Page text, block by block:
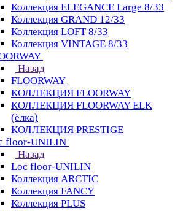
Коллекция ELEGANCE Large 8/33
Коллекция GRAND 12/33
Коллекция LOFT 8/33
Коллекция VINTAGE 8/33
Назад
FLOORWAY
КОЛЛЕКЦИЯ FLOORWAY
КОЛЛЕКЦИЯ FLOORWAY ELK
(ёлка)
КОЛЛЕКЦИЯ PRESTIGE
floor-UNILIN
Назад
Loс floor-UNILIN
Коллекция ARCTIС
Коллекция FANCY
Коллекция PLUS